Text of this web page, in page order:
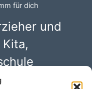
für dich
und
Kindergarten